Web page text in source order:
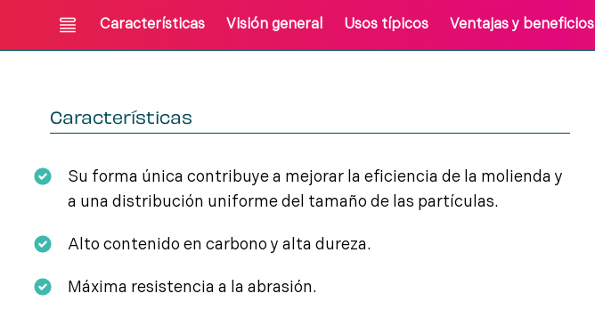
Características Visión general Usos típicos Ventajas y beneficios
Características
Su forma única contribuye a mejorar la eficiencia de la molienda y
a una distribución uniforme del tamaño de las partículas.
Alto contenido en carbono y alta dureza.
Máxima resistencia a la abrasión.